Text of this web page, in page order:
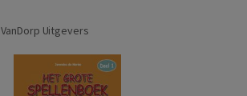
VanDorp Uitgevers